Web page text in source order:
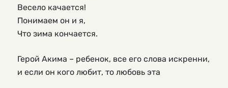
Весело качается!
Понимаем он и я,
Что зима кончается.
Герой Акима – ребенок, все его слова искренни,
и если он кого любит, то любовь эта